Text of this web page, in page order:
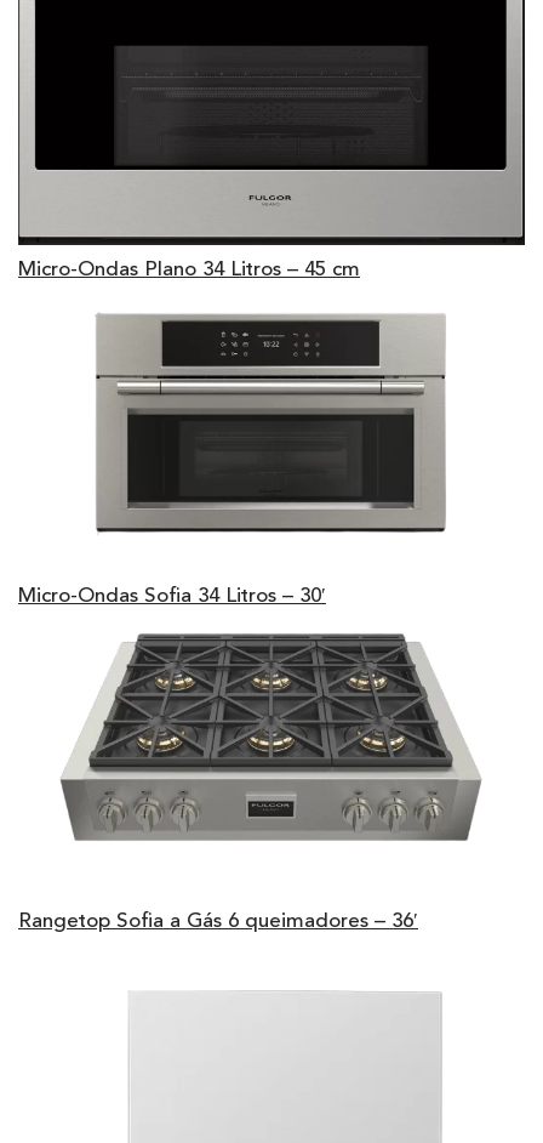
Micro-Ondas Plano 34 Litros – 45 cm
Micro-Ondas Sofia 34 Litros – 30′
Rangetop Sofia a Gás 6 queimadores – 36′